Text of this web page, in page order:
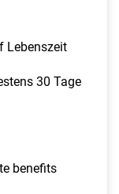
Lebenszeit
30 Tage
benefits